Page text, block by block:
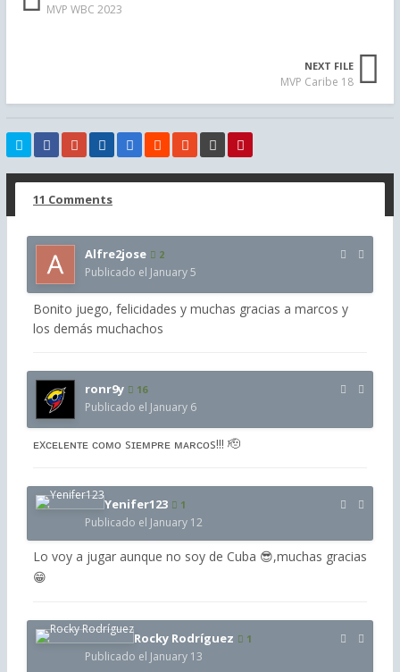
MVP WBC 2023
NEXT FILE
MVP Caribe 18
11 Comments
Alfre2jose 2
Publicado el January 5
Bonito juego, felicidades y muchas gracias a marcos y
los demás muchachos
ronr9y 16
Publicado el January 6
ᴇxᴄᴇʟᴇɴᴛᴇ ᴄᴏᴍᴏ sɪᴇᴍᴘʀᴇ ᴍᴀʀᴄᴏs!!! 🫡
Yenifer123 1
Publicado el January 12
Lo voy a jugar aunque no soy de Cuba 😎,muchas gracias
😁
Rocky Rodríguez 1
Publicado el January 13